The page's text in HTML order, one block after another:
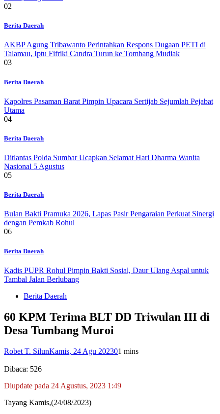
02
Berita Daerah
AKBP Agung Tribawanto Perintahkan Respons Dugaan PETI di
Talamau, Iptu Fifriki Candra Turun ke Tombang Mudiak
03
Berita Daerah
Kapolres Pasaman Barat Pimpin Upacara Sertijab Sejumlah Pejabat
Utama
04
Berita Daerah
Ditlantas Polda Sumbar Ucapkan Selamat Hari Dharma Wanita
Nasional 5 Agustus
05
Berita Daerah
Bulan Bakti Pramuka 2026, Lapas Pasir Pengaraian Perkuat Sinergi
dengan Pemkab Rohul
06
Berita Daerah
Kadis PUPR Rohul Pimpin Bakti Sosial, Daur Ulang Aspal untuk
Tambal Jalan Berlubang
Berita Daerah
60 KPM Terima BLT DD Triwulan III di
Desa Tumbang Muroi
Robet T. SilunKamis, 24 Agu 202301 mins
Dibaca: 526
Diupdate pada 24 Agustus, 2023 1:49
Tayang Kamis,(24/08/2023)